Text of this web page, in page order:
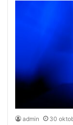
admin 30